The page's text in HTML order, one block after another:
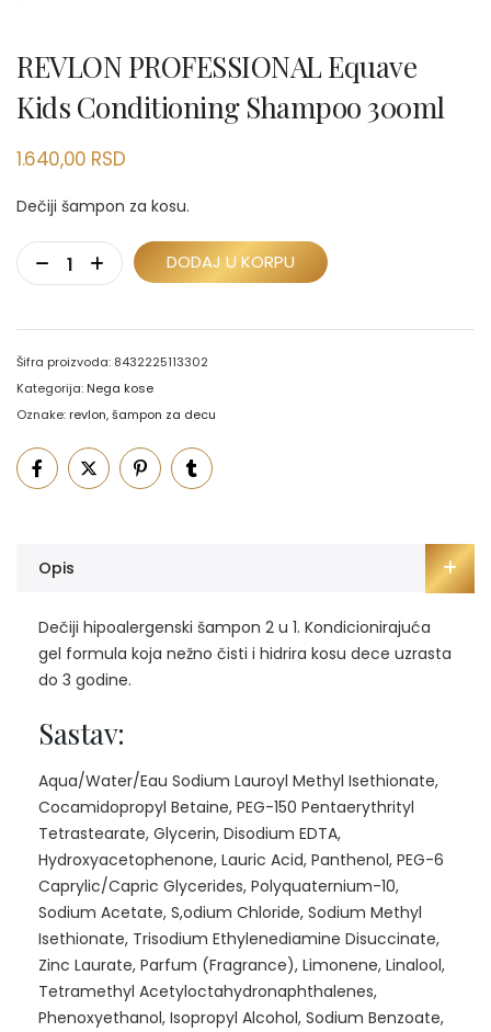
REVLON PROFESSIONAL Equave
Kids Conditioning Shampoo 300ml
1.640,00 RSD
Dečiji šampon za kosu.
DODAJ U KORPU
Šifra proizvoda: 8432225113302
Kategorija: Nega kose
Oznake: revlon,šampon za decu
Opis
Dečiji hipoalergenski šampon 2 u 1. Kondicionirajuća
gel formula koja nežno čisti i hidrira kosu dece uzrasta
do 3 godine.
Sastav:
Aqua/Water/Eau Sodium Lauroyl Methyl Isethionate,
Cocamidopropyl Betaine, PEG-150 Pentaerythrityl
Tetrastearate, Glycerin, Disodium EDTA,
Hydroxyacetophenone, Lauric Acid, Panthenol, PEG-6
Caprylic/Capric Glycerides, Polyquaternium-10,
Sodium Acetate, S,odium Chloride, Sodium Methyl
Isethionate, Trisodium Ethylenediamine Disuccinate,
Zinc Laurate, Parfum (Fragrance), Limonene, Linalool,
Tetramethyl Acetyloctahydronaphthalenes,
Phenoxyethanol, Isopropyl Alcohol, Sodium Benzoate,